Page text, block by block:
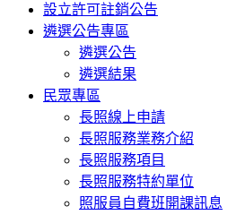
設立許可註銷公告
遴選公告專區
遴選公告
遴選結果
民眾專區
長照線上申請
長照服務業務介紹
長照服務項目
長照服務特約單位
照服員自費班開課訊息